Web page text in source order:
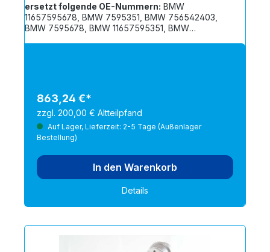
ersetzt folgende OE-Nummern:
11657595678, BMW 7595351, BMW 756542403,
BMW 7595678, BMW 11657595351, BMW
7647003, BMW 11657647003, BMW 11657455912,
BMW 7565912, CITROËN/PEUGEOT V860288180,
CITROËN/PEUGEOT 0375R4, MINI 7565424-02,
MINI V755569780-04, MINI 7565424-03, MINI
V75556978004, MINI 7565424-01
863,24 €*
zzgl. 200,00 € Altteilpfand
Auf Lager, Lieferzeit: 2-5 Tage (Außenlager
Bestellung)
In den Warenkorb
Details